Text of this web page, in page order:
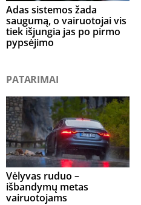
Adas sistemos žada
saugumą, o vairuotojai vis
tiek išjungia jas po pirmo
pypsėjimo
PATARIMAI
Vėlyvas ruduo –
išbandymų metas
vairuotojams